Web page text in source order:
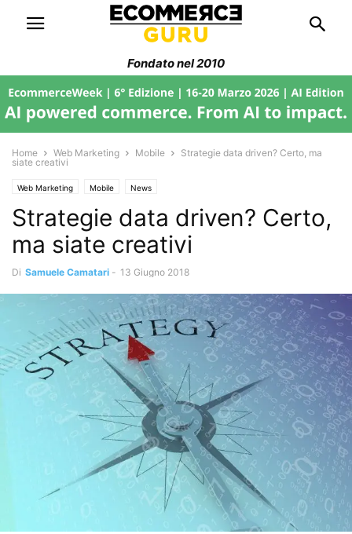
Fondato nel 2010
Home Web Marketing Mobile
Strategie data driven? Certo, ma
siate creativi
Web Marketing Mobile News
Strategie data driven? Certo,
ma siate creativi
Di Samuele Camatari - 13 Giugno 2018